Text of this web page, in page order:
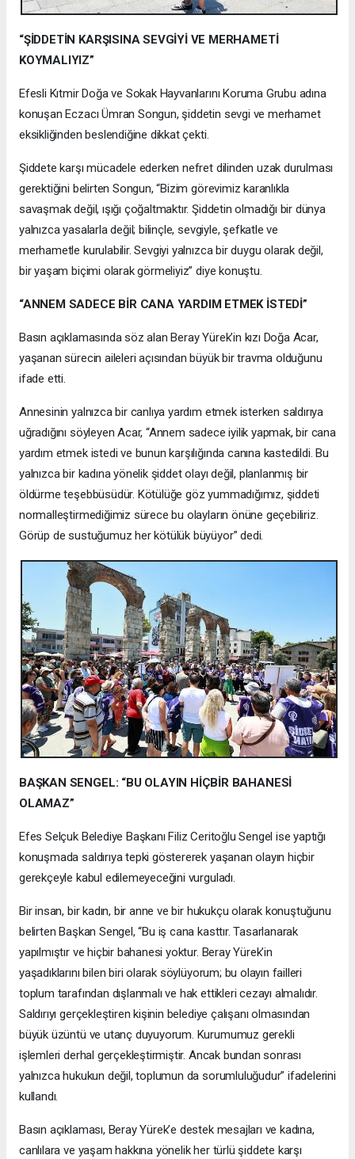
“ŞİDDETİN KARŞISINA SEVGİYİ VE MERHAMETİ
KOYMALIYIZ”
Efesli Kıtmir Doğa ve Sokak Hayvanlarını Koruma Grubu adına
konuşan Eczacı Ümran Songun, şiddetin sevgi ve merhamet
eksikliğinden beslendiğine dikkat çekti.
Şiddete karşı mücadele ederken nefret dilinden uzak durulması
gerektiğini belirten Songun, “Bizim görevimiz karanlıkla
savaşmak değil, ışığı çoğaltmaktır. Şiddetin olmadığı bir dünya
yalnızca yasalarla değil; bilinçle, sevgiyle, şefkatle ve
merhametle kurulabilir. Sevgiyi yalnızca bir duygu olarak değil,
bir yaşam biçimi olarak görmeliyiz” diye konuştu.
“ANNEM SADECE BİR CANA YARDIM ETMEK İSTEDİ”
Basın açıklamasında söz alan Beray Yürek’in kızı Doğa Acar,
yaşanan sürecin aileleri açısından büyük bir travma olduğunu
ifade etti.
Annesinin yalnızca bir canlıya yardım etmek isterken saldırıya
uğradığını söyleyen Acar, “Annem sadece iyilik yapmak, bir cana
yardım etmek istedi ve bunun karşılığında canına kastedildi. Bu
yalnızca bir kadına yönelik şiddet olayı değil, planlanmış bir
öldürme teşebbüsüdür. Kötülüğe göz yummadığımız, şiddeti
normalleştirmediğimiz sürece bu olayların önüne geçebiliriz.
Görüp de sustuğumuz her kötülük büyüyor” dedi.
BAŞKAN SENGEL: “BU OLAYIN HİÇBİR BAHANESİ
OLAMAZ”
Efes Selçuk Belediye Başkanı Filiz Ceritoğlu Sengel ise yaptığı
konuşmada saldırıya tepki göstererek yaşanan olayın hiçbir
gerekçeyle kabul edilemeyeceğini vurguladı.
Bir insan, bir kadın, bir anne ve bir hukukçu olarak konuştuğunu
belirten Başkan Sengel, “Bu iş cana kasttır. Tasarlanarak
yapılmıştır ve hiçbir bahanesi yoktur. Beray Yürek’in
yaşadıklarını bilen biri olarak söylüyorum; bu olayın failleri
toplum tarafından dışlanmalı ve hak ettikleri cezayı almalıdır.
Saldırıyı gerçekleştiren kişinin belediye çalışanı olmasından
büyük üzüntü ve utanç duyuyorum. Kurumumuz gerekli
işlemleri derhal gerçekleştirmiştir. Ancak bundan sonrası
yalnızca hukukun değil, toplumun da sorumluluğudur” ifadelerini
kullandı.
Basın açıklaması, Beray Yürek’e destek mesajları ve kadına,
canlılara ve yaşam hakkına yönelik her türlü şiddete karşı